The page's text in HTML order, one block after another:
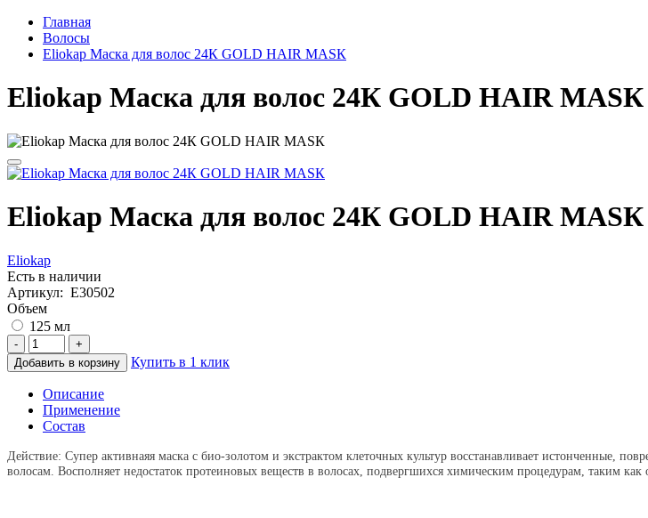
Главная
Волосы
Eliokap Маска для волос 24К GOLD НAIR МАSК
Eliokap Маска для волос 24К GOLD НAIR МАSК
Eliokap Маска для волос 24К GOLD НAIR МАSК
Eliokap
Есть в наличии
Артикул: E30502
Объем
125 мл
-
+
Добавить в корзину
Купить в 1 клик
Описание
Применение
Состав
Действие: Супер активнаяя маска с био-золотом и экстрактом клеточных культур восстанавливает истонченные,
волосам. Восполняет недостаток протеиновых веществ в волосах, подвергшихся химическим процедурам, таким